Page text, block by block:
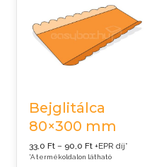
Bejglitálca
80×300 mm
33,0Ft – 90,0FtÁrtartomány:
33,0 Ft
-
+EPR díj*
*A termékoldalon látható